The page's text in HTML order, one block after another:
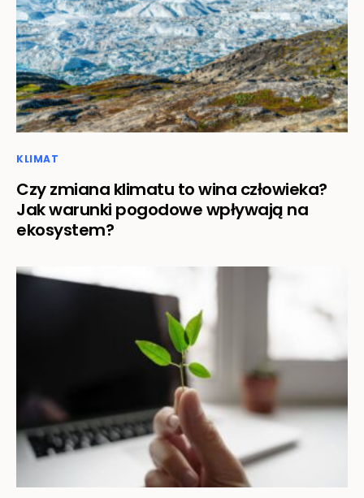
KLIMAT
Czy zmiana klimatu to wina człowieka?
Jak warunki pogodowe wpływają na
ekosystem?